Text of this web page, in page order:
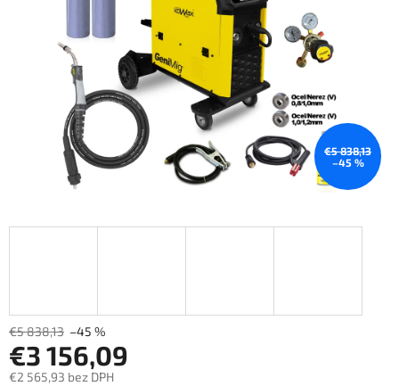
€5 838,13
–45 %
€5 838,13 –45 %
€3 156,09
€2 565,93 bez DPH